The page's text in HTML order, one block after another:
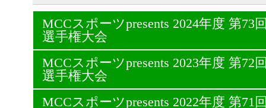
MCCスポーツpresents 2024年度 第73
選手権大会
MCCスポーツpresents 2023年度 第72
選手権大会
MCCスポーツpresents 2022年度 第71